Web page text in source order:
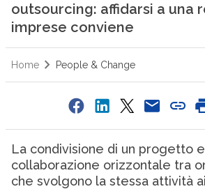
outsourcing: affidarsi a una
imprese conviene
Home People & Change
La condivisione di un progetto
collaborazione orizzontale tra
che svolgono la stessa attività